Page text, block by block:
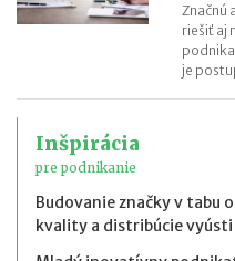
Značnú
riešiť aj
je
Inšpirácia
pre podnikanie
Budovanie značky v tabu
kvality a distribúcie